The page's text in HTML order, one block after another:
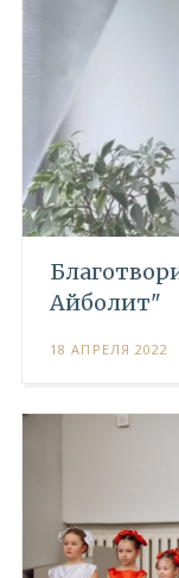
Айболит"
18 АПРЕЛЯ 2022